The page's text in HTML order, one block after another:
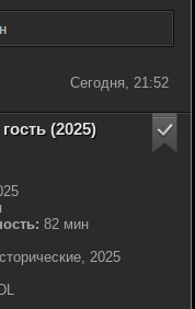
Сегодня, 21:52
(2025)
82 мин
2025